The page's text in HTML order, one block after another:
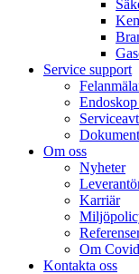
Service support
Om oss
Nyheter
Karriär
Om
Kontakta oss